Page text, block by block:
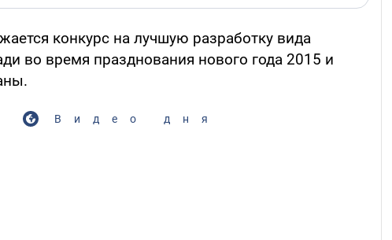
конкурс на лучшую разработку вида
во время празднования нового года 2015 и
Видео дня